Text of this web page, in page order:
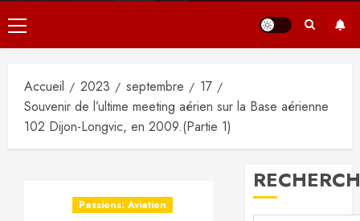
Menu
principal
Accueil 2023 septembre
17
Souvenir de l’ultime meeting aérien sur la Base aérienne
102 Dijon-Longvic, en 2009.(Partie 1)
Passions: Aviation